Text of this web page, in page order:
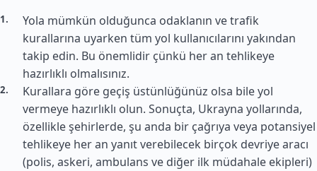
Yola mümkün olduğunca odaklanın ve trafik
kurallarına uyarken tüm yol kullanıcılarını yakından
takip edin. Bu önemlidir çünkü her an tehlikeye
hazırlıklı olmalısınız.
Kurallara göre geçiş üstünlüğünüz olsa bile yol
vermeye hazırlıklı olun. Sonuçta, Ukrayna yollarında,
özellikle şehirlerde, şu anda bir çağrıya veya potansiyel
tehlikeye her an yanıt verebilecek birçok devriye aracı
(polis, askeri, ambulans ve diğer ilk müdahale ekipleri)